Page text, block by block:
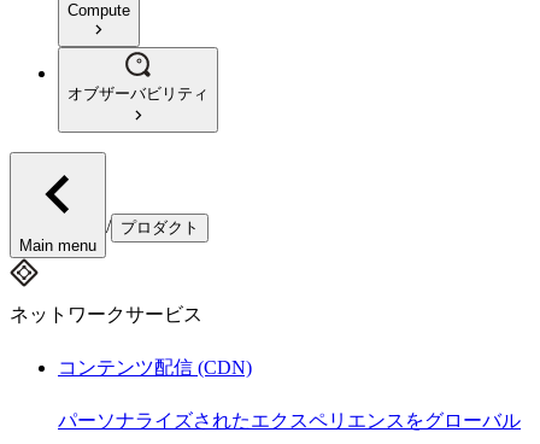
Compute
オブザーバビリティ
Main menu
/ プロダクト
ネットワークサービス
コンテンツ配信 (CDN)
パーソナライズされたエクスペリエンスをグローバル